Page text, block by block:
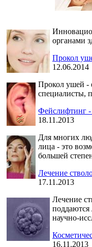
органами
Прокол
12.06.2014
Прокол ушей -
специалисты,
Фейслифтинг -
18.11.2013
Для многих
лица - это
большей
Лечение
17.11.2013
Лечение
научно-
16.11.2013